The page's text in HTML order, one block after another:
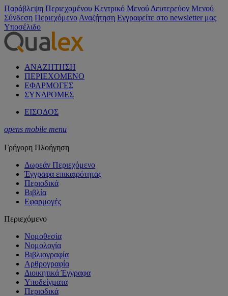
Παράβλεψη Περιεχομένου Κεντρικό Μενού Δευτερεύον Μενού
Σύνδεση Περιεχόμενο Αναζήτηση Εγγραφείτε στο newsletter μας
Υποσέλιδο
ΑΝΑΖΗΤΗΣΗ
ΠΕΡΙΕΧΟΜΕΝΟ
ΕΦΑΡΜΟΓΕΣ
ΣΥΝΔΡΟΜΕΣ
ΕΙΣΟΔΟΣ
opens mobile menu
Γρήγορη Πλοήγηση
Δωρεάν Περιεχόμενο
Έγγραφα επικαιρότητας
Περιοδικά
Βιβλία
Εφαρμογές
Περιεχόμενο
Νομοθεσία
Νομολογία
Βιβλιογραφία
Αρθρογραφία
Διοικητικά Έγγραφα
Υποδείγματα
Περιοδικά